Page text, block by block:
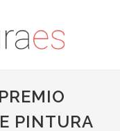
PINTURA